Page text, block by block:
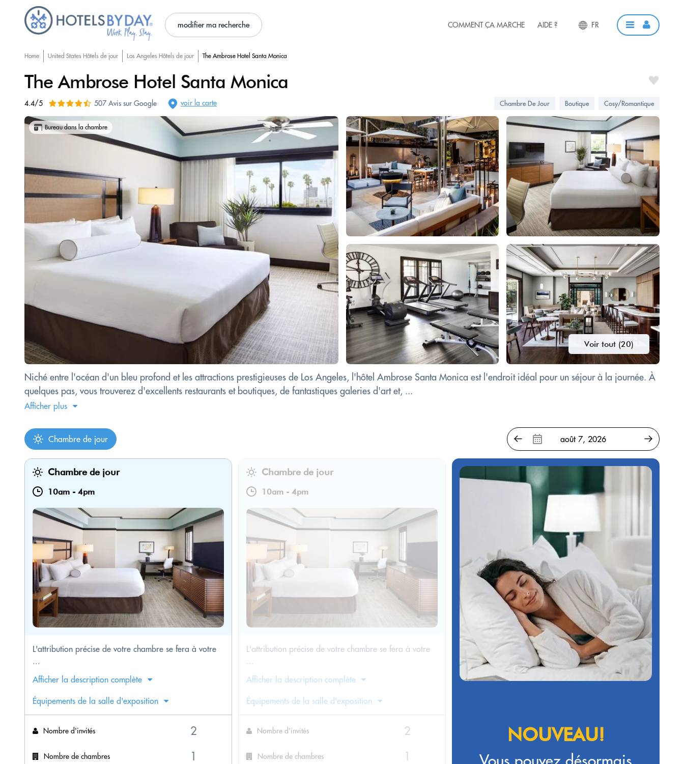
modifier ma recherche COMMENT ÇA MARCHE AIDE ? FR
Home United States Hôtels de jour Los Angeles Hôtels de jour The Ambrose Hotel Santa Monica
The Ambrose Hotel Santa Monica
4.4/5 507 Avis sur Google voir la carte Chambre De Jour Boutique Cosy/Romantique
Voir tout (20)
Bureau dans la chambre
Niché entre l'océan d'un bleu profond et les attractions prestigieuses de Los Angeles, l'hôtel Ambrose Santa Monica est l'endroit idéal pour un séjour à la journée. À
quelques pas, vous trouverez d'excellents restaurants et boutiques, de fantastiques galeries d'art et, ...
Afficher plus
Chambre de jour
Chambre de jour
10am - 4pm
L'attribution précise de votre chambre se fera à votre
...
Afficher la description complète
Équipements de la salle d'exposition
Nombre d'invités
Nombre de chambres
Chambre de jour
10am - 4pm
L'attribution précise de votre chambre se fera à votre
...
Afficher la description complète
Équipements de la salle d'exposition
Nombre d'invités
Nombre de chambres
NOUVEAU!